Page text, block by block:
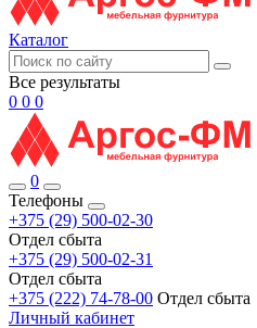
Каталог
Все результаты
0 0 0
0
Телефоны
+375 (29) 500-02-30
Отдел сбыта
+375 (29) 500-02-31
Отдел сбыта
+375 (222) 74-78-00 Отдел сбыта
Личный кабинет